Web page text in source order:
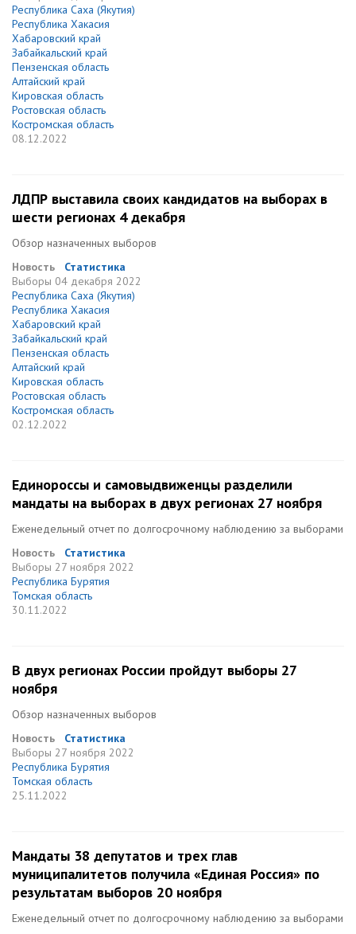
Республика Саха (Якутия)
Республика Хакасия
Хабаровский край
Забайкальский край
Пензенская область
Алтайский край
Кировская область
Ростовская область
Костромская область
08.12.2022
ЛДПР выставила своих кандидатов на выборах в
шести регионах 4 декабря
Обзор назначенных выборов
Новость
Статистика
Выборы 04 декабря 2022
Республика Саха (Якутия)
Республика Хакасия
Хабаровский край
Забайкальский край
Пензенская область
Алтайский край
Кировская область
Ростовская область
Костромская область
02.12.2022
Единороссы и самовыдвиженцы разделили
мандаты на выборах в двух регионах 27 ноября
Еженедельный отчет по долгосрочному наблюдению за выборами
Новость
Статистика
Выборы 27 ноября 2022
Республика Бурятия
Томская область
30.11.2022
В двух регионах России пройдут выборы 27
ноября
Обзор назначенных выборов
Новость
Статистика
Выборы 27 ноября 2022
Республика Бурятия
Томская область
25.11.2022
Мандаты 38 депутатов и трех глав
муниципалитетов получила «Единая Россия» по
результатам выборов 20 ноября
Еженедельный отчет по долгосрочному наблюдению за выборами